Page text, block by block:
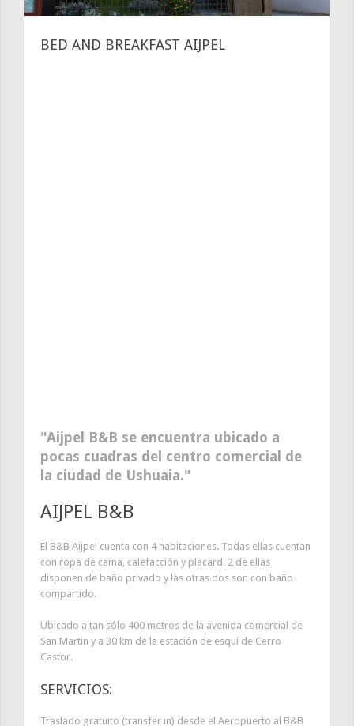
BED AND BREAKFAST AIJPEL
Aijpel B&B se encuentra ubicado a
pocas cuadras del centro comercial de
la ciudad de Ushuaia.
AIJPEL B&B
El B&B Aijpel cuenta con 4 habitaciones. Todas ellas cuentan
con ropa de cama, calefacción y placard. 2 de ellas
disponen de baño privado y las otras dos son con baño
compartido.
Ubicado a tan sólo 400 metros de la avenida comercial de
San Martin y a 30 km de la estación de esquí de Cerro
Castor.
SERVICIOS:
Traslado gratuito (transfer in) desde el Aeropuerto al B&B